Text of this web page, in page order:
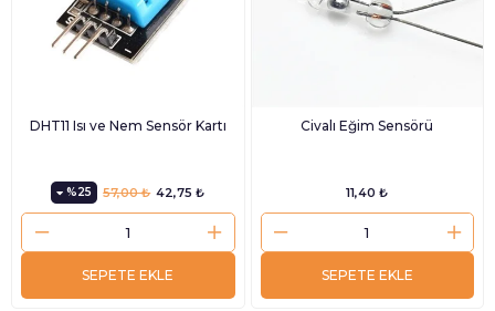
DHT11 Isı ve Nem Sensör Kartı
%25 42,75 ₺
57,00 ₺
SEPETE EKLE
Civalı Eğim Sensörü
11,40 ₺
SEPETE EKLE